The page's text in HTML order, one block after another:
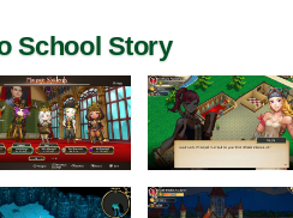
School Story